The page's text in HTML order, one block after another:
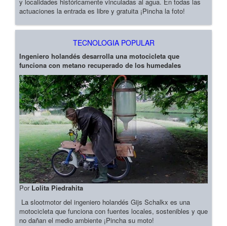
actuaciones la entrada es libre y gratuita ¡Pincha la foto!
TECNOLOGIA POPULAR
Ingeniero holandés desarrolla una motocicleta que
funciona con metano recuperado de los humedales
Por Lolita Piedrahita
La slootmotor del ingeniero holandés Gijs Schalkx es una
motocicleta que funciona con fuentes locales, sostenibles y que
no dañan el medio ambiente ¡Pincha su moto!